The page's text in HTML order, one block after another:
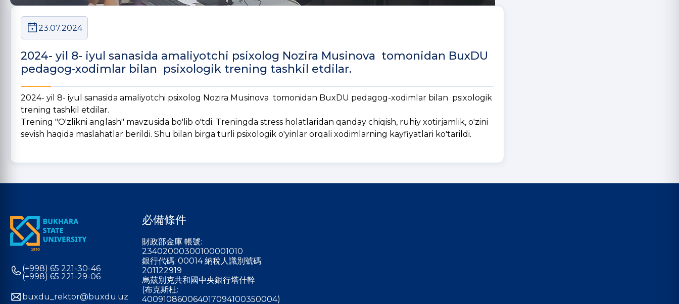
23.07.2024
2024- yil 8- iyul sanasida amaliyotchi psixolog Nozira Musinova tomonidan BuxDU
pedagog-xodimlar bilan psixologik trening tashkil etdilar.
2024- yil 8- iyul sanasida amaliyotchi psixolog Nozira Musinova tomonidan BuxDU pedagog-xodimlar bilan psixologik
trening tashkil etdilar.
Trening "O'zlikni anglash" mavzusida bo'lib o'tdi. Treningda stress holatlaridan qanday chiqish, ruhiy xotirjamlik, o'zini
sevish haqida maslahatlar berildi. Shu bilan birga turli psixologik o'yinlar orqali xodimlarning kayfiyatlari ko'tarildi.
(+998) 65 221-30-46
(+998) 65 221-29-06
buxdu_rektor@buxdu.uz
必備條件
財政部金庫 帳號:
23402000300100001010
銀行代碼: 00014 納稅人識別號碼:
201122919
烏茲別克共和國中央銀行塔什幹
(布克斯杜:
400910860064017094100350004)